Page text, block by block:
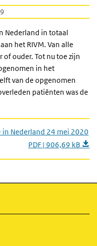
Nederland in totaal
het RIVM. Van alle
ouder. Tot nu toe zijn
in het
van de opgenomen
patiënten was de
in Nederland 24 mei 2020
PDF | 906,69 kB